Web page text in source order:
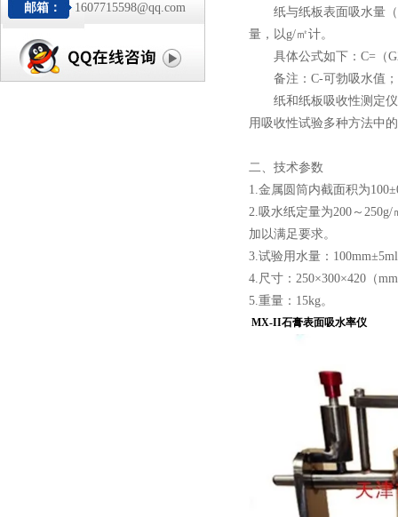
邮箱： 1607715598@qq.com
纸与纸板表面吸水量（
量，以g/㎡计。
具体公式如下：C=（
备注：C-可勃吸水值；
纸和纸板吸收性测定仪
用吸收性试验多种方法中
二、技术参数
1.金属圆筒内截面积为
2.吸水纸定量为200～
加以满足要求。
3.试验用水量：
4.尺寸：250×300×420（
5.重量：15kg。
MX-II石膏表面吸水率仪